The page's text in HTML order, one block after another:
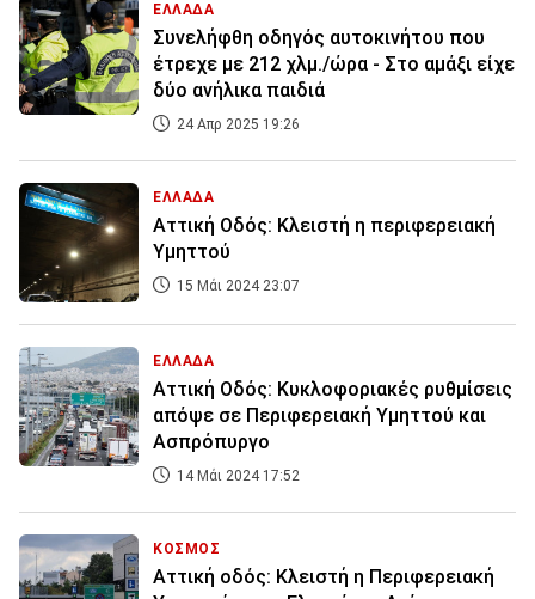
ΕΛΛΑΔΑ
Συνελήφθη οδηγός αυτοκινήτου που
έτρεχε με 212 χλμ./ώρα - Στο αμάξι είχε
δύο ανήλικα παιδιά
24 Απρ 2025 19:26
ΕΛΛΑΔΑ
Αττική Οδός: Κλειστή η περιφερειακή
Υμηττού
15 Μάι 2024 23:07
ΕΛΛΑΔΑ
Αττική Οδός: Κυκλοφοριακές ρυθμίσεις
απόψε σε Περιφερειακή Υμηττού και
Ασπρόπυργο
14 Μάι 2024 17:52
ΚΟΣΜΟΣ
Αττική οδός: Κλειστή η Περιφερειακή